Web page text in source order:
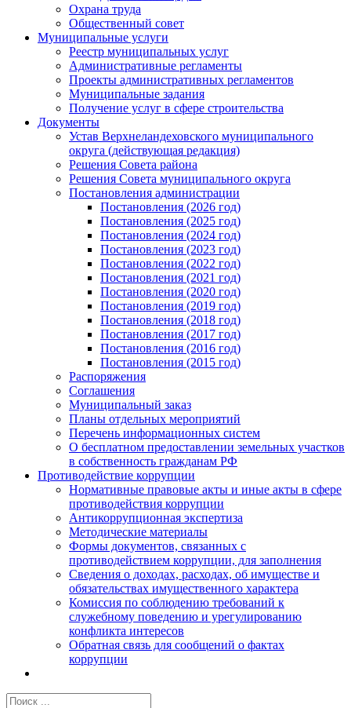
Охрана труда
Общественный совет
Муниципальные услуги
Реестр муниципальных услуг
Административные регламенты
Проекты административных регламентов
Муниципальные задания
Получение услуг в сфере строительства
Документы
Устав Верхнеландеховского муниципального
округа (действующая редакция)
Решения Совета района
Решения Совета муниципального округа
Постановления администрации
Постановления (2026 год)
Постановления (2025 год)
Постановления (2024 год)
Постановления (2023 год)
Постановления (2022 год)
Постановления (2021 год)
Постановления (2020 год)
Постановления (2019 год)
Постановления (2018 год)
Постановления (2017 год)
Постановления (2016 год)
Постановления (2015 год)
Распоряжения
Соглашения
Муниципальный заказ
Планы отдельных мероприятий
Перечень информационных систем
О бесплатном предоставлении земельных участков
в собственность гражданам РФ
Противодействие коррупции
Нормативные правовые акты и иные акты в сфере
противодействия коррупции
Антикоррупционная экспертиза
Методические материалы
Формы документов, связанных с
противодействием коррупции, для заполнения
Сведения о доходах, расходах, об имуществе и
обязательствах имущественного характера
Комиссия по соблюдению требований к
служебному поведению и урегулированию
конфликта интересов
Обратная связь для сообщений о фактах
коррупции
Результат